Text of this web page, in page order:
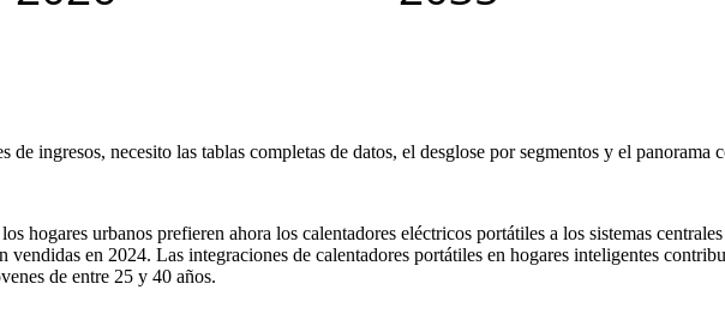
de ingresos, necesito las tablas completas de datos, el desglose por segmentos y el panorama
hogares urbanos prefieren ahora los calentadores eléctricos portátiles a los sistemas
vendidas en 2024. Las integraciones de calentadores portátiles en hogares inteligentes
de entre 25 y 40 años.